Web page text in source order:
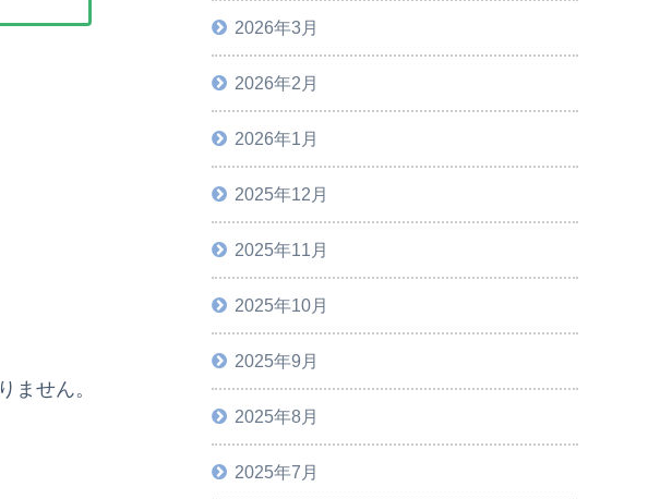
ません。
2026年3月
2026年2月
2026年1月
2025年12月
2025年11月
2025年10月
2025年9月
2025年8月
2025年7月